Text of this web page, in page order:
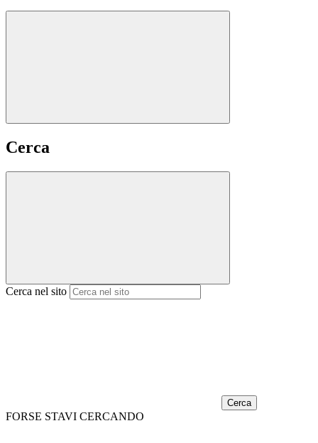
Cerca
Cerca nel sito
Cerca
FORSE STAVI CERCANDO